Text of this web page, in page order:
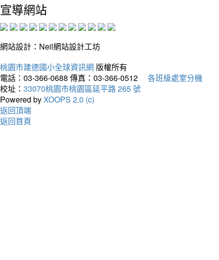
宣導網站
網站設計：Neil網站設計工坊
桃園市建德國小全球資訊網 版權所有
電話：03-366-0688 傳真：03-366-0512
各班級處室分機
校址： 33070桃園市桃園區延平路 265 號
Powered byXOOPS 2.0 (c)
返回頂端
返回首頁